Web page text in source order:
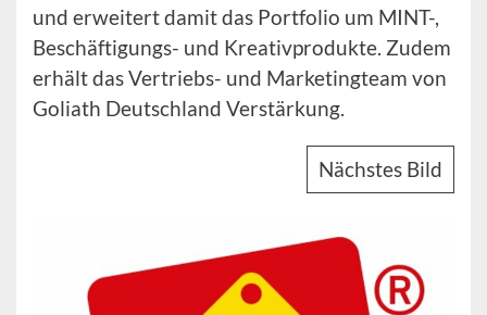
und erweitert damit das Portfolio um MINT-,
Beschäftigungs- und Kreativprodukte. Zudem
erhält das Vertriebs- und Marketingteam von
Goliath Deutschland Verstärkung.
Nächstes Bild